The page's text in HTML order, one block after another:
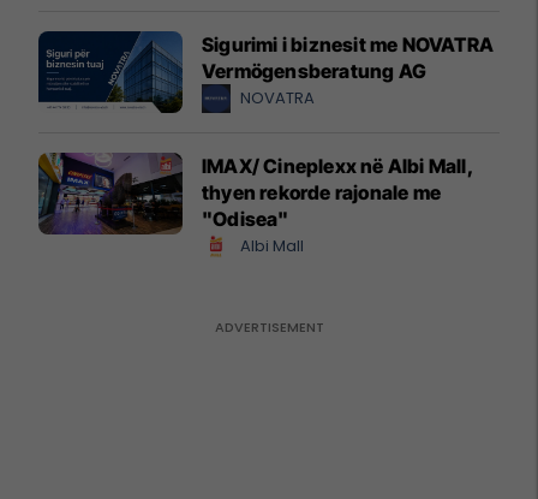
Sigurimi i biznesit me NOVATRA
Vermögensberatung AG
NOVATRA
IMAX/ Cineplexx në Albi Mall,
thyen rekorde rajonale me
"Odisea"
Albi Mall